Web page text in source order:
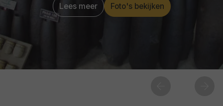
Lees meer Foto's bekijken